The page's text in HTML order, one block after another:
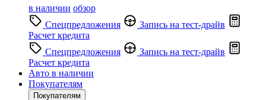
в наличии обзор
Спецпредложения
Запись на тест-драйв
Расчет кредита
Спецпредложения
Запись на тест-драйв
Расчет кредита
Авто в наличии
Покупателям
Покупателям